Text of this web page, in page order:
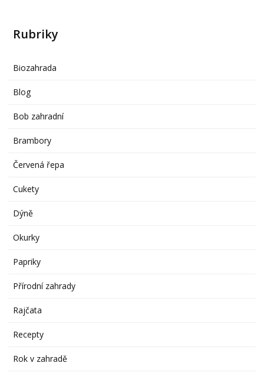
Rubriky
Biozahrada
Blog
Bob zahradní
Brambory
Červená řepa
Cukety
Dýně
Okurky
Papriky
Přírodní zahrady
Rajčata
Recepty
Rok v zahradě